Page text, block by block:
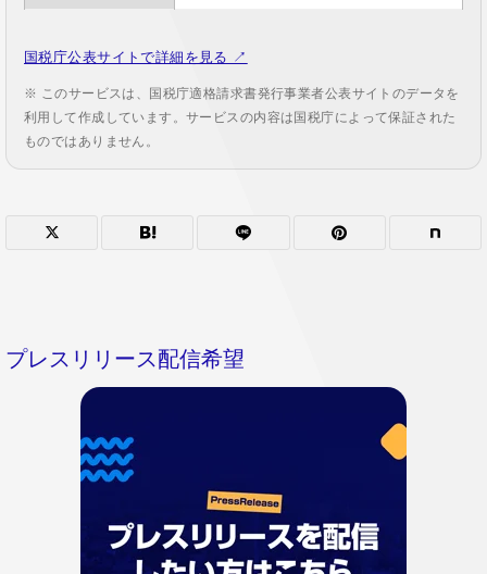
国税庁公表サイトで詳細を見る ↗
※ このサービスは、国税庁適格請求書発行事業者公表サイトのデータを
利用して作成しています。サービスの内容は国税庁によって保証された
ものではありません。
プレスリリース配信希望